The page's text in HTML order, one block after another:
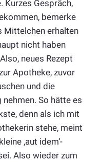
Kurzes Gespräch,
bemerke
Mittelchen erhalten
nicht haben
neues Rezept
Apotheke, zuvor
und die
So hätte es
denn als ich mit
stehe, meint
‚aut idem‘-
Also wieder zum